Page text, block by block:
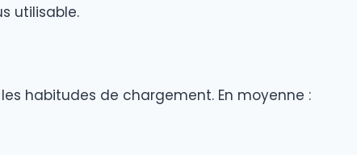
utilisable.
habitudes de chargement. En moyenne :